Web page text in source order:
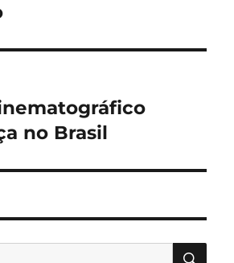
no Brasil